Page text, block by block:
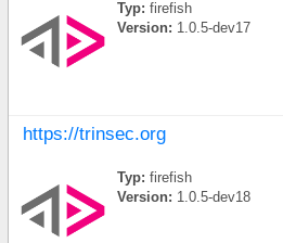
Typ: firefish
Version: 1.0.5-dev17
https://trinsec.org
Typ: firefish
Version: 1.0.5-dev18